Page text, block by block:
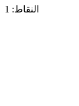
النقاط: 1